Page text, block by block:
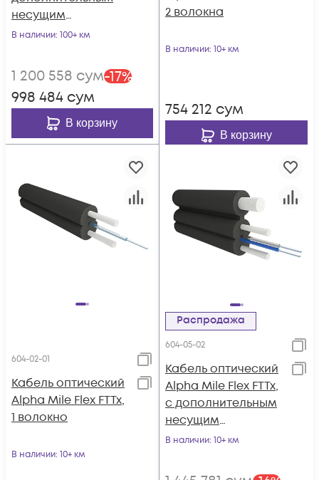
несущим
элементом
В наличии: 100+ км
1 200 558 сум-17%
998 484 сум
В корзину
2 волокна
В наличии: 10+ км
754 212 сум
В корзину
604-02-01
Кабель оптический
Alpha Mile Flex FTTx,
1 волокно
В наличии: 10+ км
Распродажа
604-05-02
Кабель оптический
Alpha Mile Flex FTTx,
с дополнительным
несущим
элементом (FRP 1.0
В наличии: 10+ км